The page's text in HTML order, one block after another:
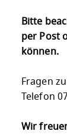
Bitte
per Post
können.
Fragen
Telefon
Wir